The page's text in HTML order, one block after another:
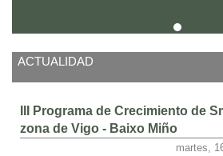
ACTUALIDAD
III Programa de Crecimiento de
zona de Vigo - Baixo Miño
martes,